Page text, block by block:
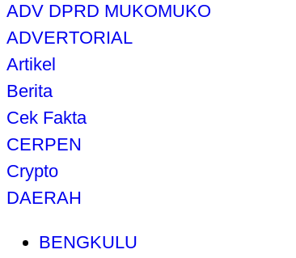
ADV DPRD MUKOMUKO
ADVERTORIAL
Artikel
Berita
Cek Fakta
CERPEN
Crypto
DAERAH
BENGKULU